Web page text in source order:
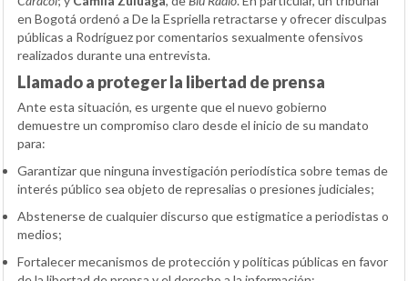
en Bogotá ordenó a De la Espriella retractarse y ofrecer disculpas
públicas a Rodríguez por comentarios sexualmente ofensivos
realizados durante una entrevista.
Llamado a proteger la libertad de prensa
Ante esta situación, es urgente que el nuevo gobierno
demuestre un compromiso claro desde el inicio de su mandato
para:
Garantizar que ninguna investigación periodística sobre temas de
interés público sea objeto de represalias o presiones judiciales;
Abstenerse de cualquier discurso que estigmatice a periodistas o
medios;
Fortalecer mecanismos de protección y políticas públicas en favor